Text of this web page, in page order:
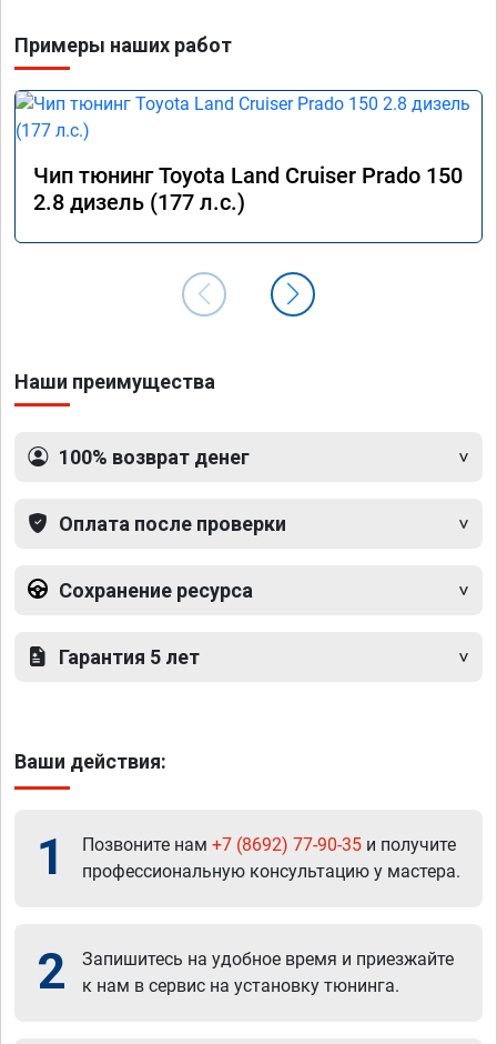
Примеры наших работ
Чип тюнинг Toyota Land Cruiser Prado 150
2.8 дизель (177 л.с.)
Наши преимущества
100% возврат денег
Оплата после проверки
Сохранение ресурса
Гарантия 5 лет
Ваши действия:
1 Позвоните нам +7 (8692) 77-90-35 и получите
профессиональную консультацию у мастера.
2
Запишитесь на удобное время и приезжайте
к нам в сервис на установку тюнинга.